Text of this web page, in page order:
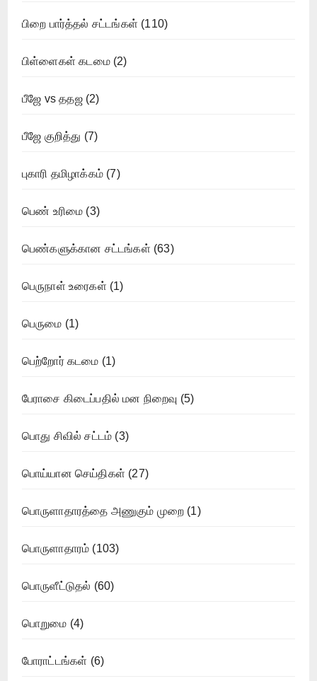
பிறை பார்த்தல் சட்டங்கள் (110)
பிள்ளைகள் கடமை(2)
பீஜே vs ததஜ(2)
பீஜே குறித்து (7)
புகாரி தமிழாக்கம் (7)
பெண் உரிமை (3)
பெண்களுக்கான சட்டங்கள் (63)
பெருநாள் உரைகள் (1)
பெருமை (1)
பெற்றோர் கடமை (1)
பேராசை கிடைப்பதில் மன நிறைவு (5)
பொது சிவில் சட்டம் (3)
பொய்யான செய்திகள் (27)
பொருளாதாரத்தை அணுகும் முறை (1)
பொருளாதாரம் (103)
பொருளீட்டுதல் (60)
பொறுமை (4)
போராட்டங்கள் (6)